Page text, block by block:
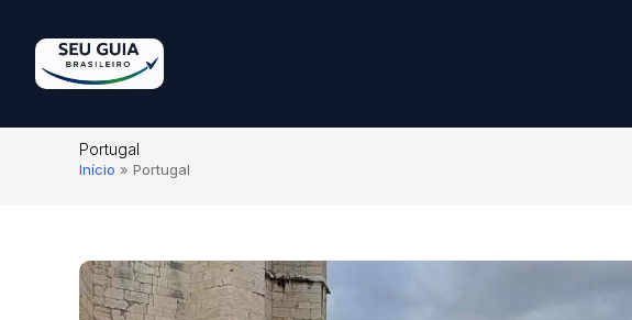
Portugal
Início » Portugal